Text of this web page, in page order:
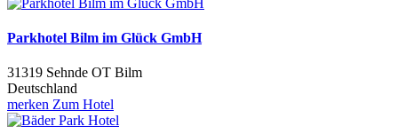
Parkhotel Bilm im Glück GmbH
31319 Sehnde OT Bilm
Deutschland
merken Zum Hotel